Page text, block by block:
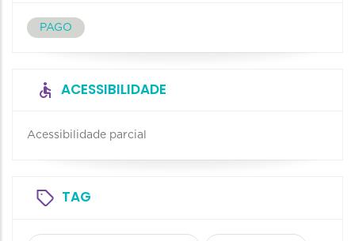
PAGO
ACESSIBILIDADE
Acessibilidade parcial
TAG